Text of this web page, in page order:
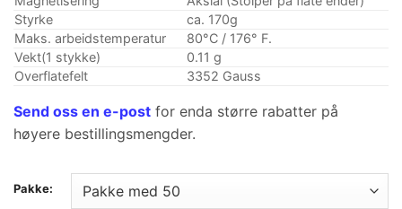
Styrke
ca. 170g
Maks. arbeidstemperatur
80°C / 176° F.
Vekt(1 stykke)
0.11 g
Overflatefelt
3352 Gauss
Send oss ​​en e-post for enda større rabatter på
høyere bestillingsmengder.
Pakke: